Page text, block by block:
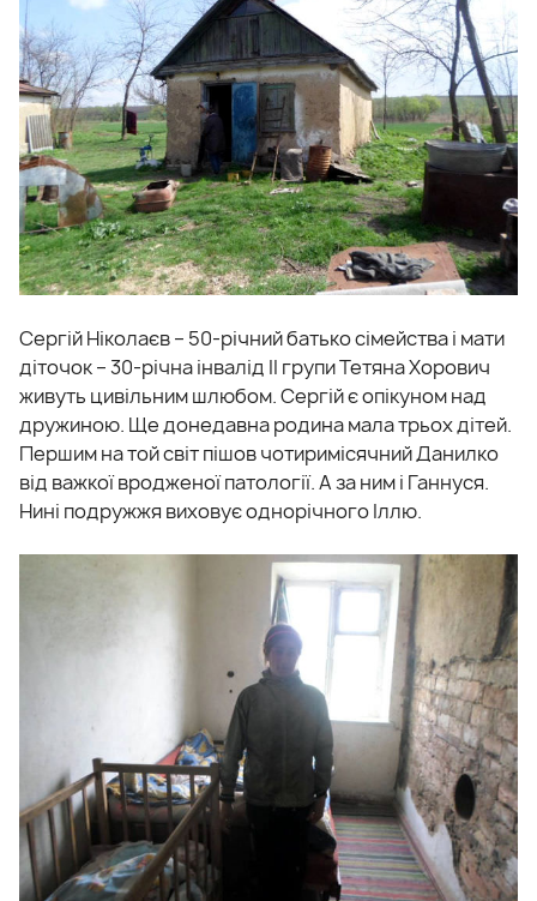
Сергій Ніколаєв – 50-річний батько сімейства і мати
діточок – 30-річна інвалід ІІ групи Тетяна Хорович
живуть цивільним шлюбом. Сергій є опікуном над
дружиною. Ще донедавна родина мала трьох дітей.
Першим на той світ пішов чотиримісячний Данилко
від важкої вродженої патології. А за ним і Ганнуся.
Нині подружжя виховує однорічного Іллю.